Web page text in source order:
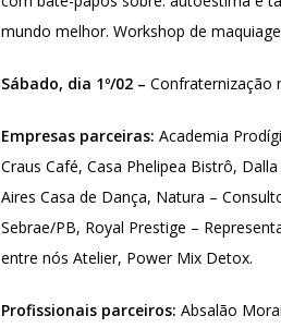
mundo melhor. Workshop de
Sábado, dia 1º/02 – Confraternização
Empresas parceiras: Academia
Craus Café, Casa Phelipea Bistrô,
Aires Casa de Dança, Natura –
Sebrae/PB, Royal Prestige –
entre nós Atelier, Power Mix Detox.
Profissionais parceiros: Absalão